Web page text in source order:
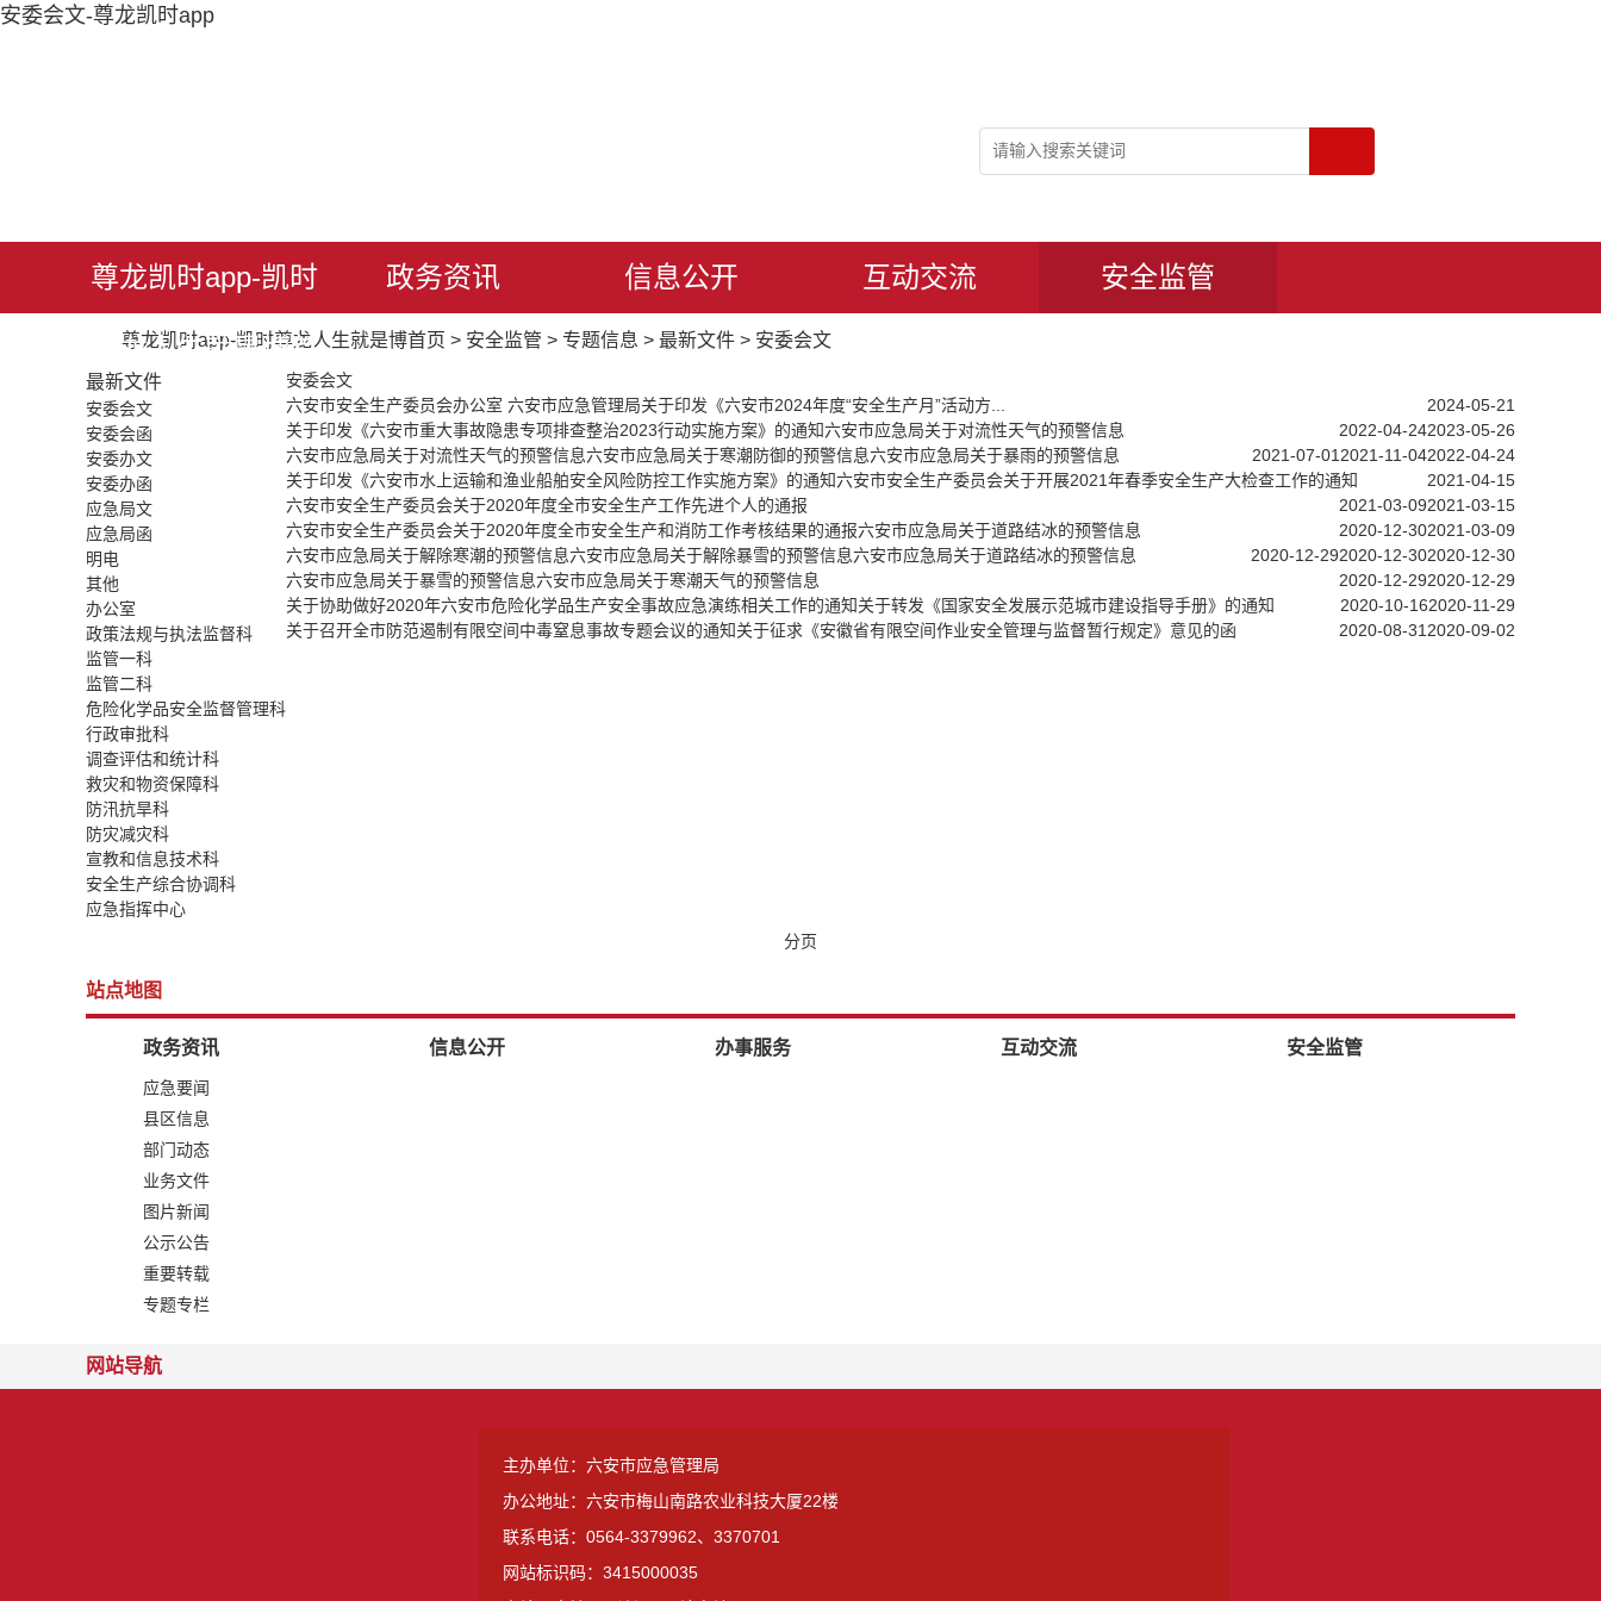
安委会文-尊龙凯时app
尊龙凯时app-凯时
尊龙人生就是博首
政务资讯 信息公开 互动交流 安全监管
尊龙凯时app-凯时尊龙人生就是博首页 > 安全监管 > 专题信息 > 最新文件 > 安委会文
最新文件
安委会文
安委会函
安委办文
安委办函
应急局文
应急局函
明电
其他
办公室
政策法规与执法监督科
监管一科
监管二科
危险化学品安全监督管理科
行政审批科
调查评估和统计科
救灾和物资保障科
防汛抗旱科
防灾减灾科
宣教和信息技术科
安全生产综合协调科
应急指挥中心
安委会文
六安市安全生产委员会办公室 六安市应急管理局关于印发《六安市2024年度“安全生产月”活动方...
2024-05-21
关于印发《六安市重大事故隐患专项排查整治2023行动实施方案》的通知
2023-05-26
六安市应急局关于对流性天气的预警信息
2022-04-24
六安市应急局关于对流性天气的预警信息
2022-04-24
六安市应急局关于寒潮防御的预警信息 2021-11-04
六安市应急局关于暴雨的预警信息
2021-07-01
关于印发《六安市水上运输和渔业船舶安全风险防控工作实施方案》的通知
2021-04-15
六安市安全生产委员会关于开展2021年春季安全生产大检查工作的通知
2021-03-15
六安市安全生产委员会关于2020年度全市安全生产工作先进个人的通报
2021-03-09
六安市安全生产委员会关于2020年度全市安全生产和消防工作考核结果的通报
2021-03-09
六安市应急局关于道路结冰的预警信息
2020-12-30
六安市应急局关于解除寒潮的预警信息
2020-12-30
六安市应急局关于解除暴雪的预警信息 2020-12-30
六安市应急局关于道路结冰的预警信息
2020-12-29
六安市应急局关于暴雪的预警信息
2020-12-29
六安市应急局关于寒潮天气的预警信息
2020-12-29
关于协助做好2020年六安市危险化学品生产安全事故应急演练相关工作的通知
2020-11-29
关于转发《国家安全发展示范城市建设指导手册》的通知
2020-10-16
关于召开全市防范遏制有限空间中毒窒息事故专题会议的通知
2020-09-02
关于征求《安徽省有限空间作业安全管理与监督暂行规定》意见的函 2020-08-31
分页
站点地图
政务资讯
应急要闻
县区信息
部门动态
业务文件
图片新闻
公示公告
重要转载
专题专栏
信息公开 办事服务 互动交流 安全监管
网站导航
主办单位：六安市应急管理局
办公地址：六安市梅山南路农业科技大厦22楼
联系电话：0564-3379962、3370701
网站标识码：3415000035